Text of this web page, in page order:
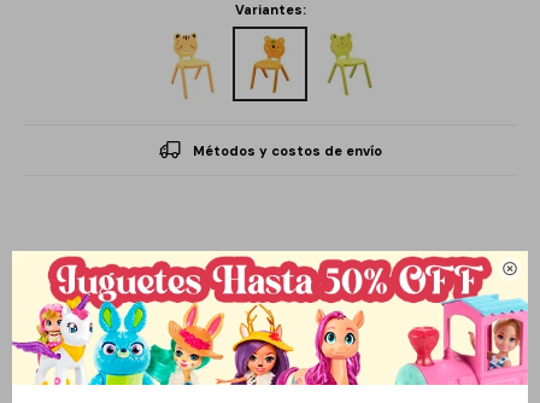

Variantes:
Métodos y costos de envío
Descripción
Práctica, cómoda y segura, esta silla está pensada